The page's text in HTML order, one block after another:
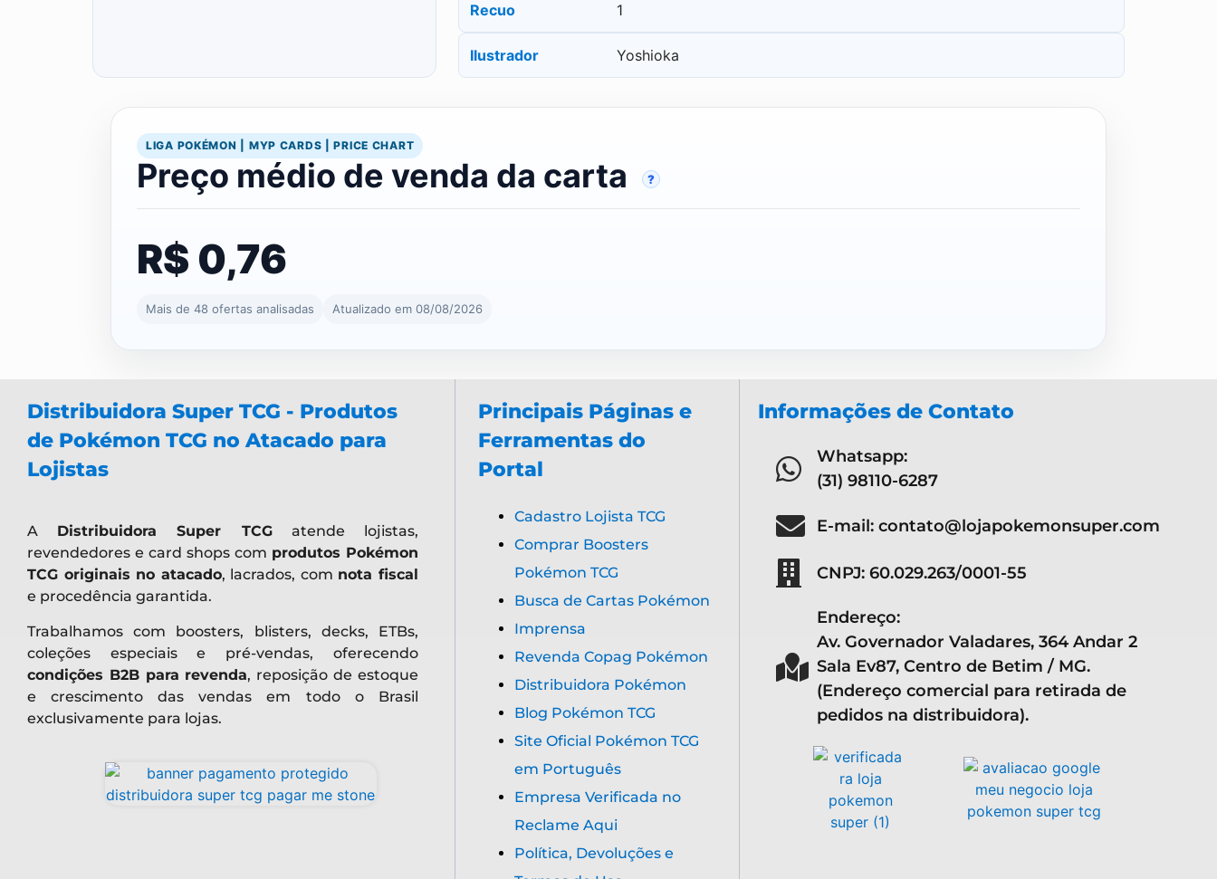
Recuo 1
Ilustrador Yoshioka
LIGA POKÉMON | MYP CARDS | PRICE CHART
Preço médio de venda da carta ?
R$ 0,76
Mais de 48 ofertas analisadas Atualizado em 08/08/2026
Distribuidora Super TCG - Produtos
de Pokémon TCG no Atacado para
Lojistas
A Distribuidora Super TCGatende lojistas,
revendedores e card shops com produtos Pokémon
TCG originais no atacado, lacrados, com nota fiscal
e procedência garantida.
Trabalhamos com boosters, blisters, decks, ETBs,
coleções especiais e pré-vendas, oferecendo
condições B2B para revenda, reposição de estoque
e crescimento das vendas em todo o Brasil
exclusivamente para lojas.
Principais Páginas e
Ferramentas do
Portal
Cadastro Lojista TCG
Comprar Boosters
Pokémon TCG
Busca de Cartas Pokémon
Imprensa
Revenda Copag Pokémon
Distribuidora Pokémon
Blog Pokémon TCG
Site Oficial Pokémon TCG
em Português
Empresa Verificada no
Reclame Aqui
Política, Devoluções e
Informações de Contato
Whatsapp:
(31) 98110-6287
E-mail: contato@lojapokemonsuper.com
CNPJ: 60.029.263/0001-55
Endereço:
Av. Governador Valadares, 364 Andar 2
Sala Ev87, Centro de Betim / MG.
(Endereço comercial para retirada de
pedidos na distribuidora).